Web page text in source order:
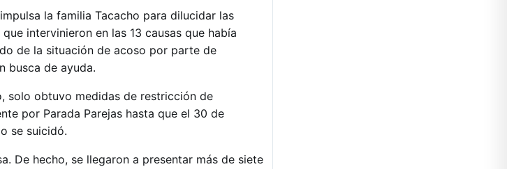
la familia Tacacho para dilucidar las
intervinieron en las 13 causas que había
de la situación de acoso por parte de
busca de ayuda.
solo obtuvo medidas de restricción de
por Parada Parejas hasta que el 30 de
se suicidó.
De hecho, se llegaron a presentar más de siete